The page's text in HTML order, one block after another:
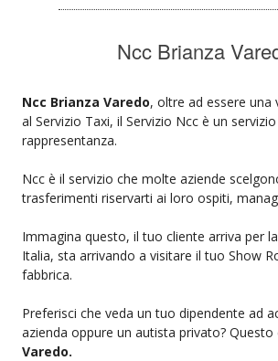
Ncc Brianza
Ncc Brianza Varedo, oltre ad essere una
al Servizio Taxi, il Servizio Ncc è un
rappresentanza.
Ncc è il servizio che molte aziende
trasferimenti riservarti ai loro ospiti,
Immagina questo, il tuo cliente arriva per
Italia, sta arrivando a visitare il tuo Show
fabbrica.
Preferisci che veda un tuo dipendente ad
azienda oppure un autista privato? Questo
Varedo.